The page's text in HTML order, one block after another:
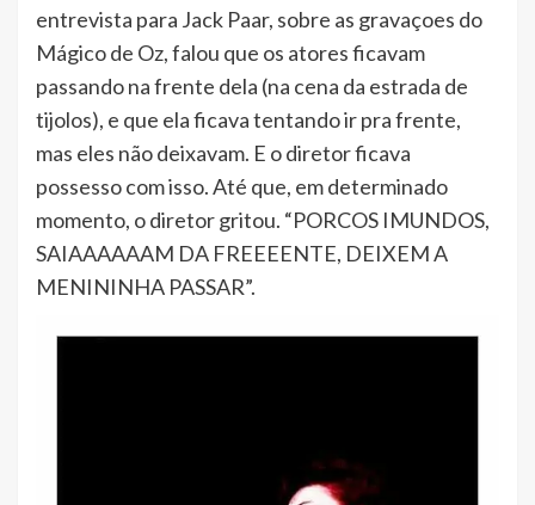
entrevista para Jack Paar, sobre as gravaçoes do
Mágico de Oz, falou que os atores ficavam
passando na frente dela (na cena da estrada de
tijolos), e que ela ficava tentando ir pra frente,
mas eles não deixavam. E o diretor ficava
possesso com isso. Até que, em determinado
momento, o diretor gritou. “PORCOS IMUNDOS,
SAIAAAAAAM DA FREEEENTE, DEIXEM A
MENININHA PASSAR”.